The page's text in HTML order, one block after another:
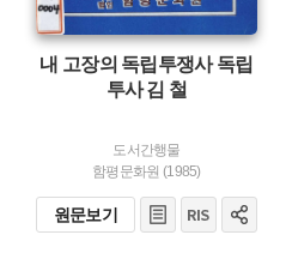
내 고장의 독립투쟁사 독립
투사 김 철
도서간행물
함평문화원 (1985)
원문보기